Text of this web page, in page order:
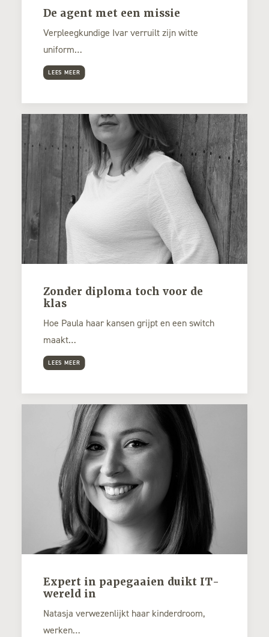
De agent met een missie
Verpleegkundige Ivar verruilt zijn witte
uniform…
LEES MEER
Zonder diploma toch voor de
klas
Hoe Paula haar kansen grijpt en een switch
maakt…
LEES MEER
Expert in papegaaien duikt IT-
wereld in
Natasja verwezenlijkt haar kinderdroom,
werken…